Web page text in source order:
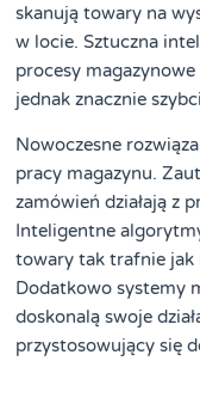
skanują towary na
w locie. Sztuczna
procesy
jednak znacznie
Nowoczesne
pracy magazynu.
zamówień działają z
Inteligentne
towary tak trafnie jak
Dodatkowo systemy
doskonalą swoje
przystosowujący się